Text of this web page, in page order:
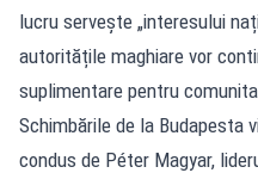
lucru servește „interesului
autoritățile maghiare vor
suplimentare pentru
Schimbările de la Budapesta
condus de Péter Magyar,